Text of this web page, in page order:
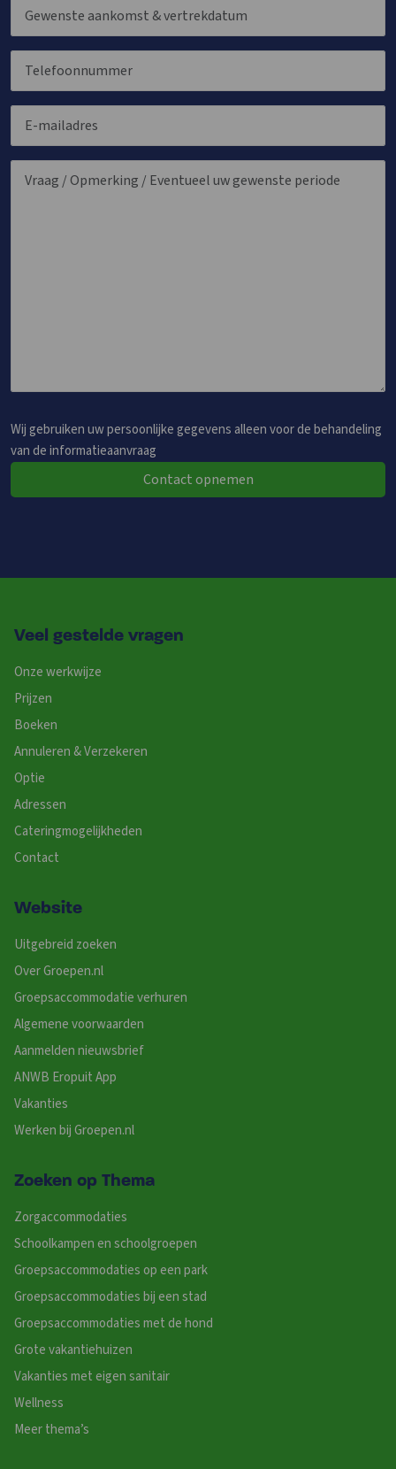
Wij gebruiken uw persoonlijke gegevens alleen voor de behandeling
van de informatieaanvraag
Contact opnemen
Veel gestelde vragen
Onze werkwijze
Prijzen
Boeken
Annuleren & Verzekeren
Optie
Adressen
Cateringmogelijkheden
Contact
Website
Uitgebreid zoeken
Over Groepen.nl
Groepsaccommodatie verhuren
Algemene voorwaarden
Aanmelden nieuwsbrief
ANWB Eropuit App
Vakanties
Werken bij Groepen.nl
Zoeken op Thema
Zorgaccommodaties
Schoolkampen en schoolgroepen
Groepsaccommodaties op een park
Groepsaccommodaties bij een stad
Groepsaccommodaties met de hond
Grote vakantiehuizen
Vakanties met eigen sanitair
Wellness
Meer thema’s